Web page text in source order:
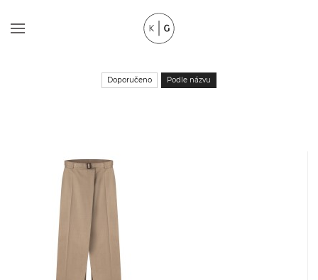
Doporučeno Podle názvu